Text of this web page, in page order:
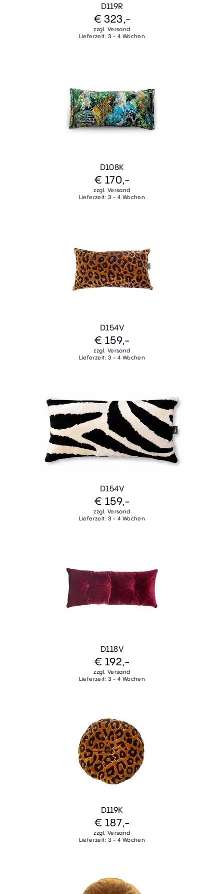
D119R
€ 323,-
zzgl. Versand
Lieferzeit: 3 - 4 Wochen
D108K
€ 170,-
zzgl. Versand
Lieferzeit: 3 - 4 Wochen
D154V
€ 159,-
zzgl. Versand
Lieferzeit: 3 - 4 Wochen
D154V
€ 159,-
zzgl. Versand
Lieferzeit: 3 - 4 Wochen
D118V
€ 192,-
zzgl. Versand
Lieferzeit: 3 - 4 Wochen
D119K
€ 187,-
zzgl. Versand
Lieferzeit: 3 - 4 Wochen